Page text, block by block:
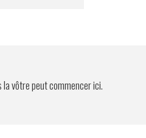
vôtre peut commencer ici.